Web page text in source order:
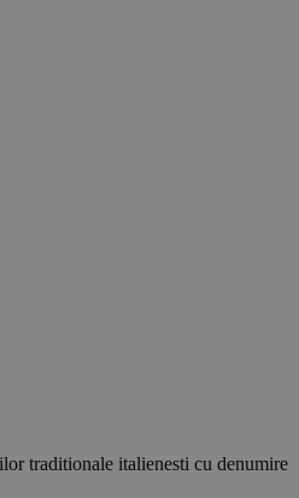
traditionale italienesti cu denumire